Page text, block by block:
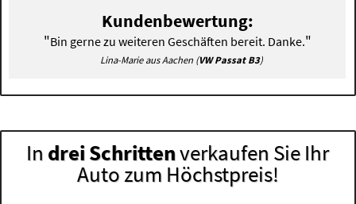
Kundenbewertung:
"Bin gerne zu weiteren Geschäften bereit. Danke."
Lina-Marie aus Aachen (VW Passat B3)
In drei Schrittenverkaufen Sie Ihr
Auto zum Höchstpreis!